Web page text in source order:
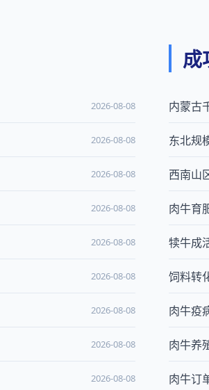
2026-08-08
2026-08-08
2026-08-08
2026-08-08
2026-08-08
2026-08-08
2026-08-08
2026-08-08
2026-08-08
成
内蒙古
东北规
西南山
肉牛育
犊牛成
饲料转
肉牛疫
肉牛养
肉牛订